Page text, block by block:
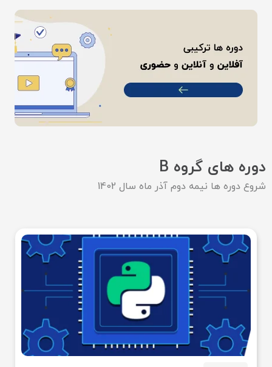
دوره های گروه B
شروع دوره ها نیمه دوم آذر ماه سال 1402